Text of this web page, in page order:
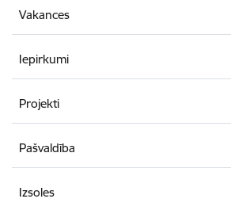
Vakances
Iepirkumi
Projekti
Pašvaldība
Izsoles